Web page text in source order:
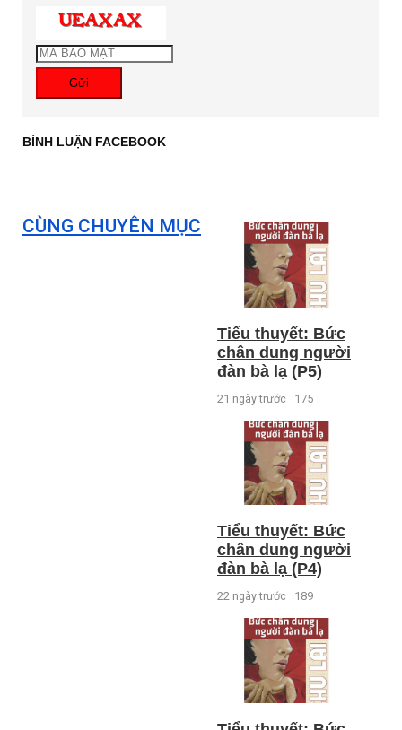
Gửi
BÌNH LUẬN FACEBOOK
CÙNG CHUYÊN MỤC
Tiểu thuyết: Bức
chân dung người
đàn bà lạ (P5)
21 ngày trước 175
Tiểu thuyết: Bức
chân dung người
đàn bà lạ (P4)
22 ngày trước 189